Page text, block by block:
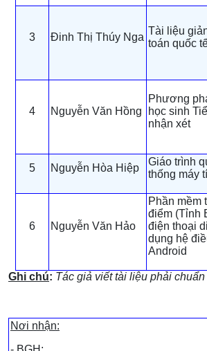
3 Đinh Thị Thúy Nga
Tài liệu
toán quốc
4 Nguyễn Văn Hồng
Phương
học sinh
nhận xét
5 Nguyễn Hòa Hiệp
Giáo trình
thống máy
6 Nguyễn Văn Hảo
Phần mềm
điểm (Tỉnh
điện thoại
dụng hệ
Android
Ghi chú: Tác giả viết tài liệu phải
Nơi nhận: